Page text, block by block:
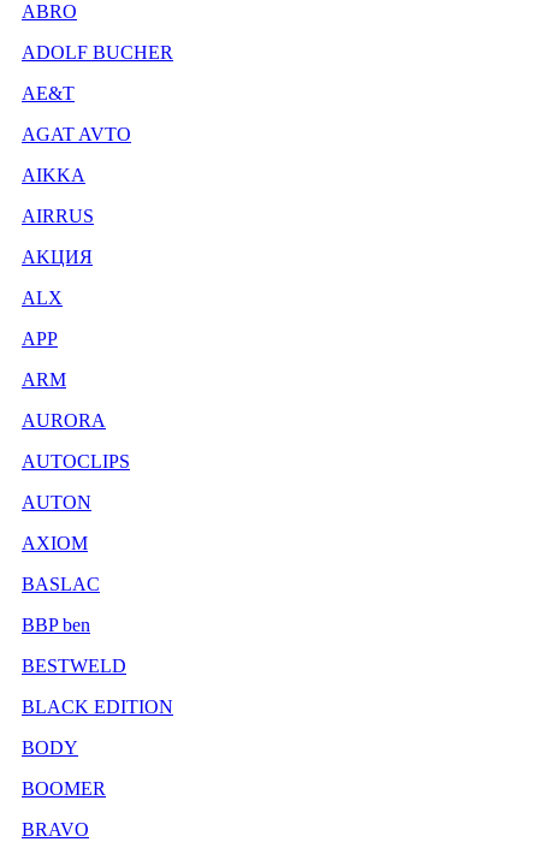
ABRO
ADOLF BUCHER
AE&T
AGAT AVTO
AIKKA
AIRRUS
AKЦИЯ
ALX
APP
ARM
AURORA
AUTOCLIPS
AUTON
AXIOM
BASLAC
BBP ben
BESTWELD
BLACK EDITION
BODY
BOOMER
BRAVO